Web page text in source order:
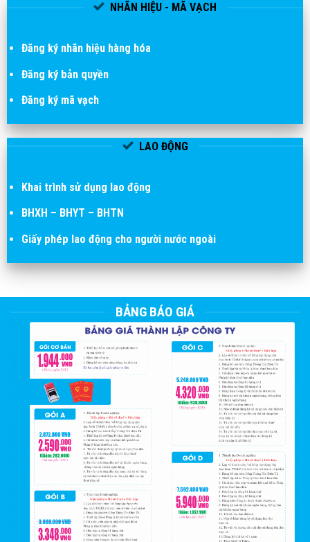
NHÃN HIỆU - MÃ VẠCH
Đăng ký nhãn hiệu hàng hóa
Đăng ký bản quyền
Đăng ký mã vạch
LAO ĐỘNG
Khai trình sử dụng lao động
BHXH – BHYT – BHTN
Giấy phép lao động cho người nước ngoài
BẢNG BÁO GIÁ